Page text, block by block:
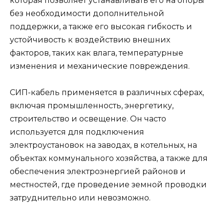
без необходимости дополнительной
поддержки, а также его высокая гибкость и
устойчивость к воздействию внешних
факторов, таких как влага, температурные
изменения и механические повреждения.
СИП-кабель применяется в различных сферах,
включая промышленность, энергетику,
строительство и освещение. Он часто
используется для подключения
электроустановок на заводах, в котельных, на
объектах коммунального хозяйства, а также для
обеспечения электроэнергией районов и
местностей, где проведение земной проводки
затруднительно или невозможно.